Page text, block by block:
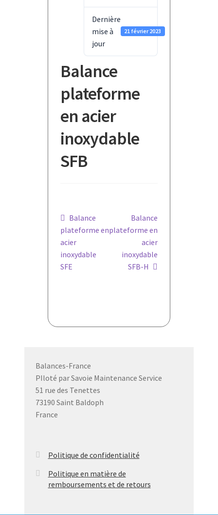
Dernière
mise à
jour
21 février 2023
Balance
plateforme
en acier
inoxydable
SFB
Navigation
de
l’article
Article
précédent :
Balance
plateforme en
acier
inoxydable
SFE
Article
suivant :
Balance
plateforme en
acier
inoxydable
SFB-H
Balances-France
PIloté par Savoie Maintenance Service
51 rue des Tenettes
73190 Saint Baldoph
France
Politique de confidentialité
Politique en matière de
remboursements et de retours